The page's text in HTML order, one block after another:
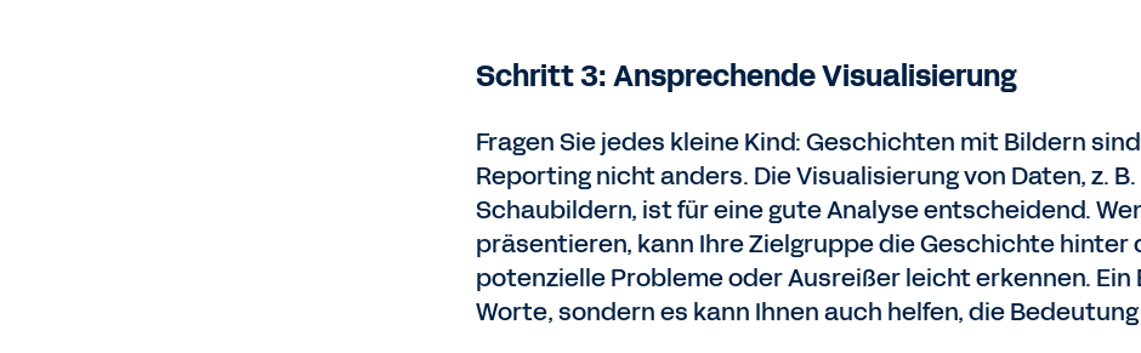
Schritt 3: Ansprechende Visualisierung
Fragen Sie jedes kleine Kind: Geschichten mit Bildern
Reporting nicht anders. Die Visualisierung von Daten, z.
Schaubildern, ist für eine gute Analyse entscheidend.
präsentieren, kann Ihre Zielgruppe die Geschichte hinter
potenzielle Probleme oder Ausreißer leicht erkennen.
Worte, sondern es kann Ihnen auch helfen, die